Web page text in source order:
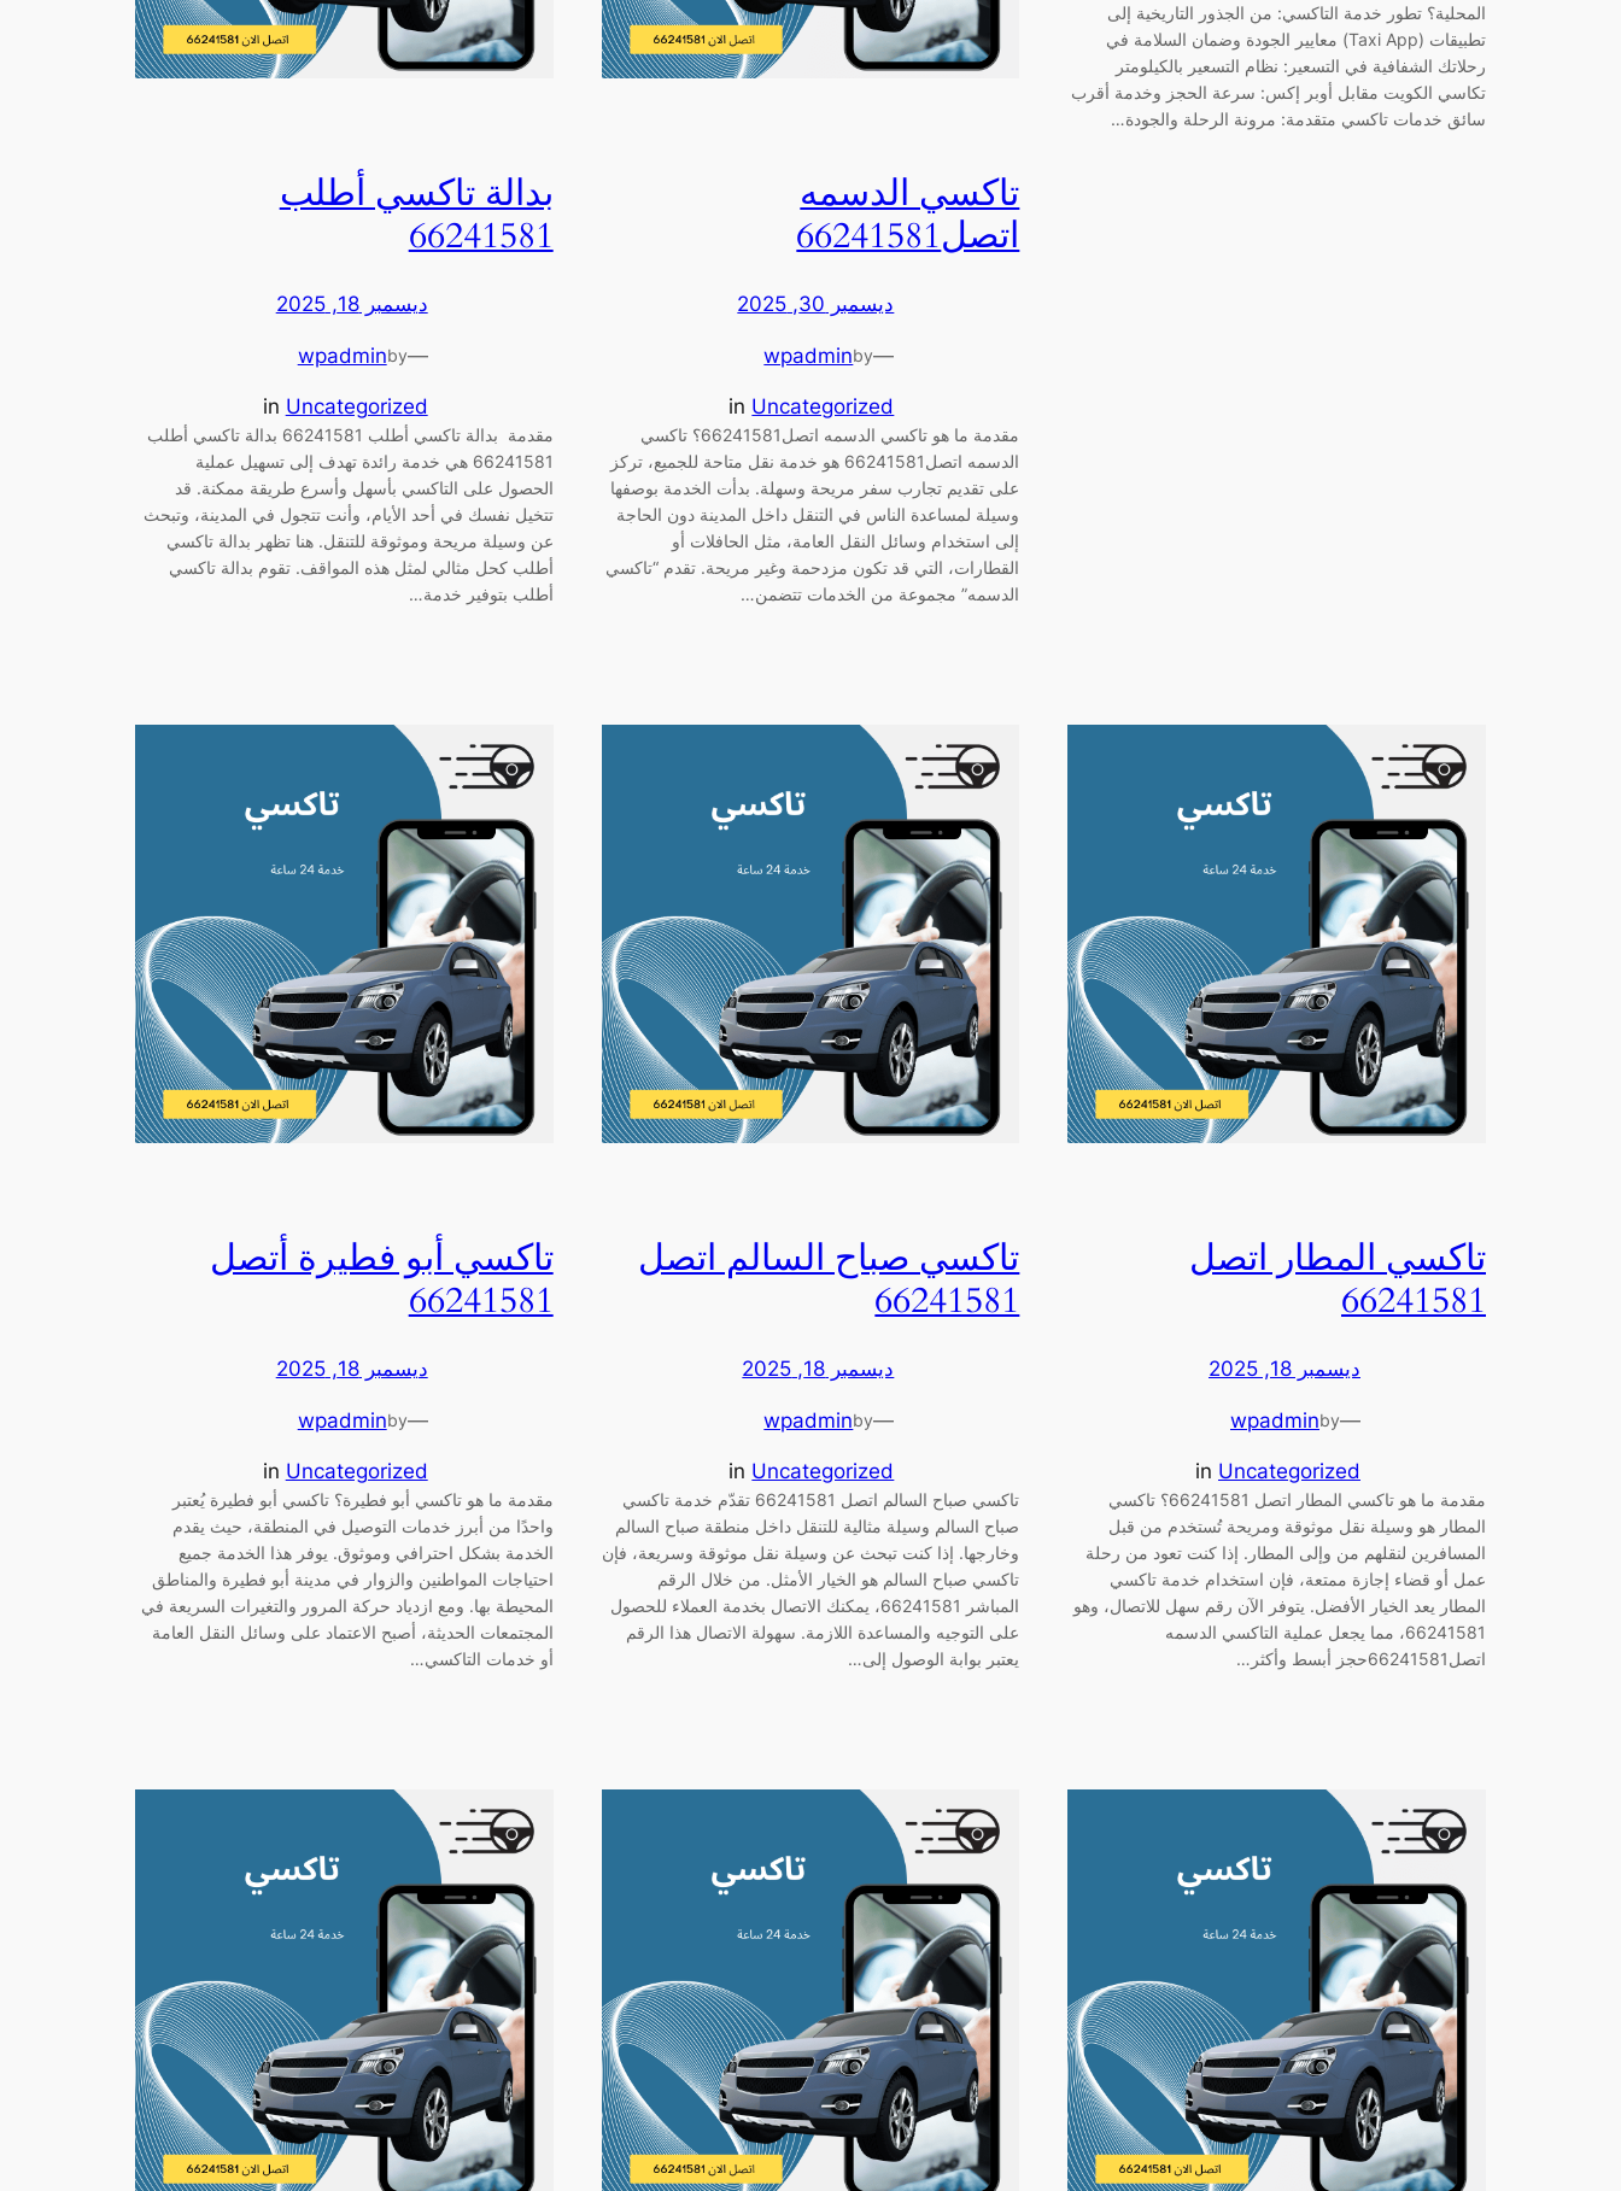
المحلية؟ تطور خدمة التاكسي: من الجذور التاريخية إلى
تطبيقات (Taxi App) معايير الجودة وضمان السلامة في
رحلاتك الشفافية في التسعير: نظام التسعير بالكيلومتر
تكاسي الكويت مقابل أوبر إكس: سرعة الحجز وخدمة أقرب
سائق خدمات تاكسي متقدمة: مرونة الرحلة والجودة…
تاكسي الدسمه
اتصل66241581
ديسمبر 30, 2025
—
by
wpadmin
in Uncategorized
مقدمة ما هو تاكسي الدسمه اتصل66241581؟ تاكسي
الدسمه اتصل66241581 هو خدمة نقل متاحة للجميع، تركز
على تقديم تجارب سفر مريحة وسهلة. بدأت الخدمة بوصفها
وسيلة لمساعدة الناس في التنقل داخل المدينة دون الحاجة
إلى استخدام وسائل النقل العامة، مثل الحافلات أو
القطارات، التي قد تكون مزدحمة وغير مريحة. تقدم “تاكسي
الدسمه” مجموعة من الخدمات تتضمن…
بدالة تاكسي أطلب
66241581
ديسمبر 18, 2025
—
by
wpadmin
in Uncategorized
مقدمة بدالة تاكسي أطلب 66241581 بدالة تاكسي أطلب
66241581 هي خدمة رائدة تهدف إلى تسهيل عملية
الحصول على التاكسي بأسهل وأسرع طريقة ممكنة. قد
تتخيل نفسك في أحد الأيام، وأنت تتجول في المدينة، وتبحث
عن وسيلة مريحة وموثوقة للتنقل. هنا تظهر بدالة تاكسي
أطلب كحل مثالي لمثل هذه المواقف. تقوم بدالة تاكسي
أطلب بتوفير خدمة…
تاكسي المطار اتصل
66241581
ديسمبر 18, 2025
—
by
wpadmin
in Uncategorized
مقدمة ما هو تاكسي المطار اتصل 66241581؟ تاكسي
المطار هو وسيلة نقل موثوقة ومريحة تُستخدم من قبل
المسافرين لنقلهم من وإلى المطار. إذا كنت تعود من رحلة
عمل أو قضاء إجازة ممتعة، فإن استخدام خدمة تاكسي
المطار يعد الخيار الأفضل. يتوفر الآن رقم سهل للاتصال، وهو
66241581، مما يجعل عملية التاكسي الدسمه
اتصل66241581حجز أبسط وأكثر…
تاكسي صباح السالم اتصل
66241581
ديسمبر 18, 2025
—
by
wpadmin
in Uncategorized
تاكسي صباح السالم اتصل 66241581 تقدّم خدمة تاكسي
صباح السالم وسيلة مثالية للتنقل داخل منطقة صباح السالم
وخارجها. إذا كنت تبحث عن وسيلة نقل موثوقة وسريعة، فإن
تاكسي صباح السالم هو الخيار الأمثل. من خلال الرقم
المباشر 66241581، يمكنك الاتصال بخدمة العملاء للحصول
على التوجيه والمساعدة اللازمة. سهولة الاتصال هذا الرقم
يعتبر بوابة الوصول إلى…
تاكسي أبو فطيرة أتصل
66241581
ديسمبر 18, 2025
—
by
wpadmin
in Uncategorized
مقدمة ما هو تاكسي أبو فطيرة؟ تاكسي أبو فطيرة يُعتبر
واحدًا من أبرز خدمات التوصيل في المنطقة، حيث يقدم
الخدمة بشكل احترافي وموثوق. يوفر هذا الخدمة جميع
احتياجات المواطنين والزوار في مدينة أبو فطيرة والمناطق
المحيطة بها. ومع ازدياد حركة المرور والتغيرات السريعة في
المجتمعات الحديثة، أصبح الاعتماد على وسائل النقل العامة
أو خدمات التاكسي…